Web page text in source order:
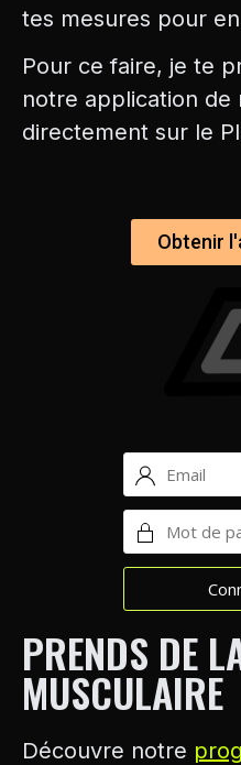
tes mesures pour
Pour ce faire, je te
notre application de
directement sur le
Obtenir
PRENDS DE
MUSCULAIRE
Découvre notre